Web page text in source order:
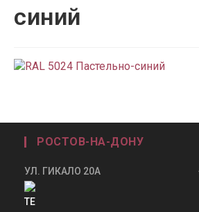
синий
РОСТОВ-НА-ДОНУ
УЛ. ГИКАЛО 20А +7